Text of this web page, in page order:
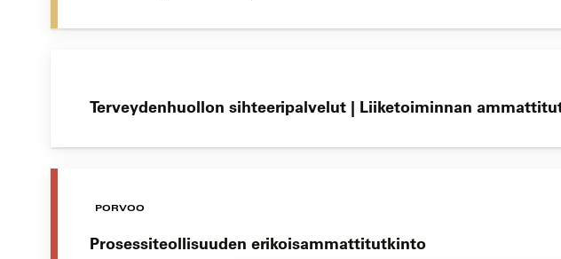
Terveydenhuollon sihteeripalvelut | Liiketoiminnan
PORVOO
Prosessiteollisuuden erikoisammattitutkinto